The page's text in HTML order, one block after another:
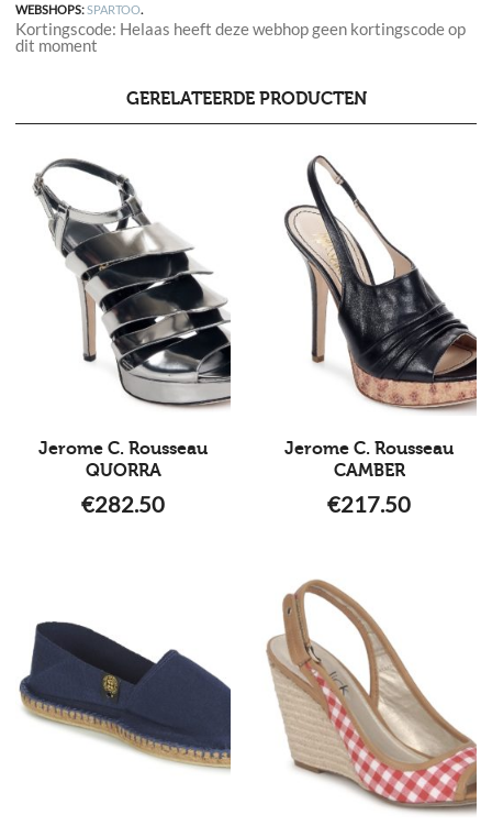
WEBSHOPS:SPARTOO.
Kortingscode: Helaas heeft deze webhop geen kortingscode op
dit moment
GERELATEERDE PRODUCTEN
Jerome C. Rousseau
QUORRA
€282.50
Jerome C. Rousseau
CAMBER
€217.50